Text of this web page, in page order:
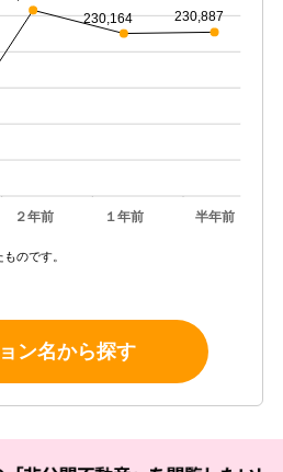
２年前 １年前 半年前
230,164
230,887
のです。
ン名から探す